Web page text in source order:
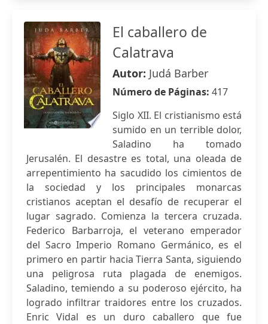
El caballero de
Calatrava
Autor: Judá Barber
Número de Páginas: 417
Siglo XII. El cristianismo está
sumido en un terrible dolor,
Saladino ha tomado
Jerusalén. El desastre es total, una oleada de
arrepentimiento ha sacudido los cimientos de
la sociedad y los principales monarcas
cristianos aceptan el desafío de recuperar el
lugar sagrado. Comienza la tercera cruzada.
Federico Barbarroja, el veterano emperador
del Sacro Imperio Romano Germánico, es el
primero en partir hacia Tierra Santa, siguiendo
una peligrosa ruta plagada de enemigos.
Saladino, temiendo a su poderoso ejército, ha
logrado infiltrar traidores entre los cruzados.
Enric Vidal es un duro caballero que fue